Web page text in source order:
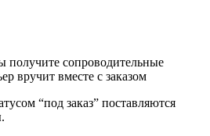
получите сопроводительные
вручит вместе с заказом
“под заказ” поставляются